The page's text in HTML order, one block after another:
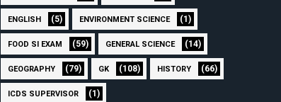
ENGLISH (5) ENVIRONMENT SCIENCE (1)
FOOD SI EXAM (59) GENERAL SCIENCE (14)
GEOGRAPHY (79) GK (108) HISTORY (66)
ICDS SUPERVISOR (1)